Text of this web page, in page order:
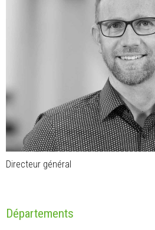
Directeur général
Départements